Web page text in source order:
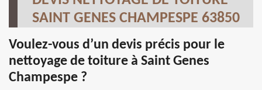
SAINT GENES CHAMPESPE 63850
Voulez-vous d’un devis précis pour le
nettoyage de toiture à Saint Genes
Champespe ?